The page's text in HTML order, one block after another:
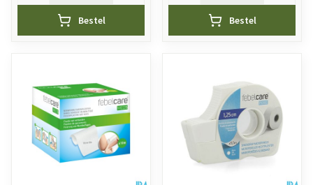
Bestel Bestel